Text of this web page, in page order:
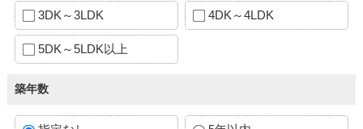
3DK～3LDK 4DK～4LDK
5DK～5LDK以上
築年数